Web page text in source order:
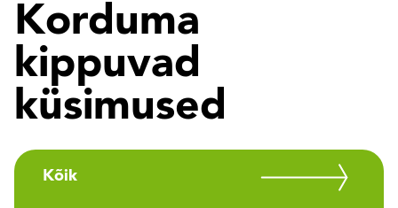
Korduma
kippuvad
küsimused
Kõik